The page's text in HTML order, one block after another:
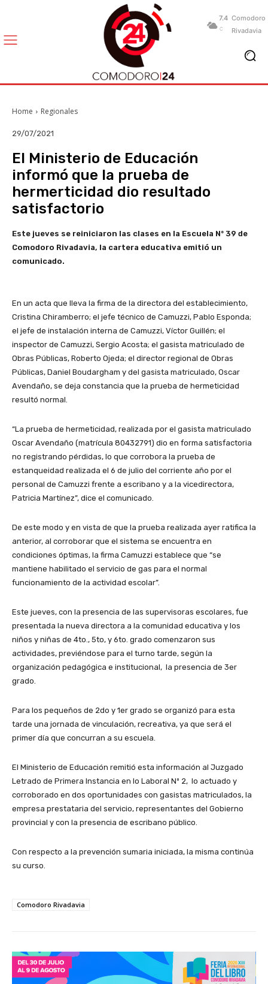
7.4
C
Comodoro
Rivadavia
Home Regionales
29/07/2021
El Ministerio de Educación
informó que la prueba de
hermerticidad dio resultado
satisfactorio
Este jueves se reiniciaron las clases en la Escuela Nº 39 de
Comodoro Rivadavia, la cartera educativa emitió un
comunicado.
En un acta que lleva la firma de la directora del establecimiento,
Cristina Chiramberro; el jefe técnico de Camuzzi, Pablo Esponda;
el jefe de instalación interna de Camuzzi, Víctor Guillén; el
inspector de Camuzzi, Sergio Acosta; el gasista matriculado de
Obras Públicas, Roberto Ojeda; el director regional de Obras
Públicas, Daniel Boudargham y del gasista matriculado, Oscar
Avendaño, se deja constancia que la prueba de hermeticidad
resultó normal.
“La prueba de hermeticidad, realizada por el gasista matriculado
Oscar Avendaño (matrícula 80432791) dio en forma satisfactoria
no registrando pérdidas, lo que corrobora la prueba de
estanqueidad realizada el 6 de julio del corriente año por el
personal de Camuzzi frente a escribano y a la vicedirectora,
Patricia Martínez”, dice el comunicado.
De este modo y en vista de que la prueba realizada ayer ratifica la
anterior, al corroborar que el sistema se encuentra en
condiciones óptimas, la firma Camuzzi establece que “se
mantiene habilitado el servicio de gas para el normal
funcionamiento de la actividad escolar”.
Este jueves, con la presencia de las supervisoras escolares, fue
presentada la nueva directora a la comunidad educativa y los
niños y niñas de 4to., 5to, y 6to. grado comenzaron sus
actividades, previéndose para el turno tarde, según la
organización pedagógica e institucional, la presencia de 3er
grado.
Para los pequeños de 2do y 1er grado se organizó para esta
tarde una jornada de vinculación, recreativa, ya que será el
primer día que concurran a su escuela.
El Ministerio de Educación remitió esta información al Juzgado
Letrado de Primera Instancia en lo Laboral Nº 2, lo actuado y
corroborado en dos oportunidades con gasistas matriculados, la
empresa prestataria del servicio, representantes del Gobierno
provincial y con la presencia de escribano público.
Con respecto a la prevención sumaria iniciada, la misma continúa
su curso.
Comodoro Rivadavia